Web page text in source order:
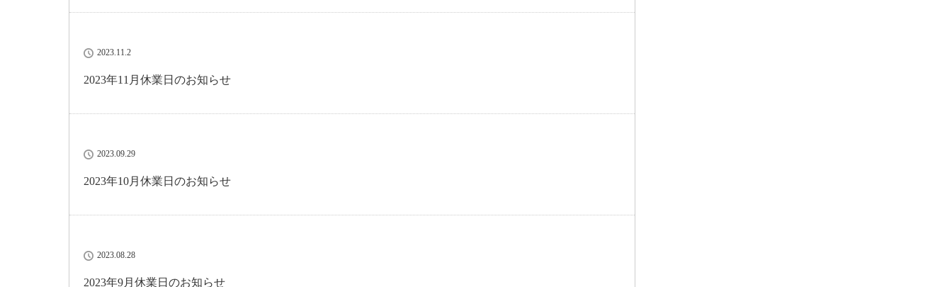
2023.11.2
2023年11月休業日のお知らせ
2023.09.29
2023年10月休業日のお知らせ
2023.08.28
2023年9月休業日のお知らせ